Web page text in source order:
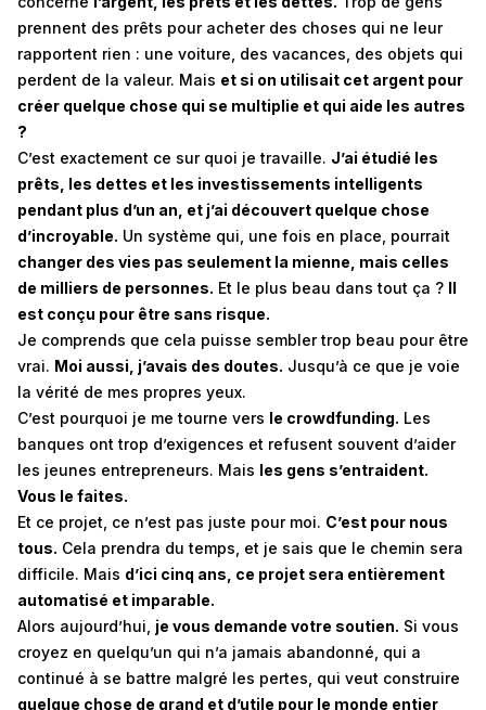
prennent des prêts pour acheter des choses qui ne leur
rapportent rien : une voiture, des vacances, des objets qui
perdent de la valeur. Mais et si on utilisait cet argent pour
créer quelque chose qui se multiplie et qui aide les autres
?
C’est exactement ce sur quoi je travaille. J’ai étudié les
prêts, les dettes et les investissements intelligents
pendant plus d’un an, et j’ai découvert quelque chose
d’incroyable. Un système qui, une fois en place, pourrait
changer des vies pas seulement la mienne, mais celles
de milliers de personnes. Et le plus beau dans tout ça ? Il
est conçu pour être sans risque.
Je comprends que cela puisse sembler trop beau pour être
vrai. Moi aussi, j’avais des doutes. Jusqu’à ce que je voie
la vérité de mes propres yeux.
C’est pourquoi je me tourne vers le crowdfunding. Les
banques ont trop d’exigences et refusent souvent d’aider
les jeunes entrepreneurs. Mais les gens s’entraident.
Vous le faites.
Et ce projet, ce n’est pas juste pour moi. C’est pour nous
tous. Cela prendra du temps, et je sais que le chemin sera
difficile. Mais d’ici cinq ans, ce projet sera entièrement
automatisé et imparable.
Alors aujourd’hui, je vous demande votre soutien. Si vous
croyez en quelqu’un qui n’a jamais abandonné, qui a
continué à se battre malgré les pertes, qui veut construire
quelque chose de grand et d’utile pour le monde entier